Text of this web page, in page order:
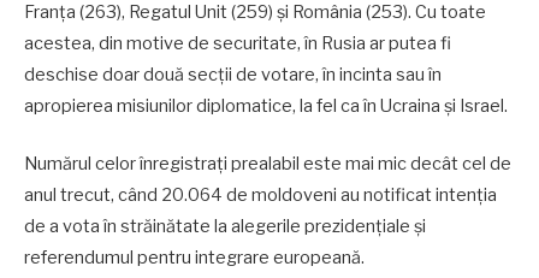
Franța (263), Regatul Unit (259) și România (253). Cu toate
acestea, din motive de securitate, în Rusia ar putea fi
deschise doar două secții de votare, în incinta sau în
apropierea misiunilor diplomatice, la fel ca în Ucraina și Israel.
Numărul celor înregistrați prealabil este mai mic decât cel de
anul trecut, când 20.064 de moldoveni au notificat intenția
de a vota în străinătate la alegerile prezidențiale și
referendumul pentru integrare europeană.